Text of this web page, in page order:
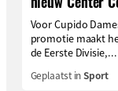
Voor Cupido
promotie maakt
de Eerste Divisie,...
Geplaatst inSport